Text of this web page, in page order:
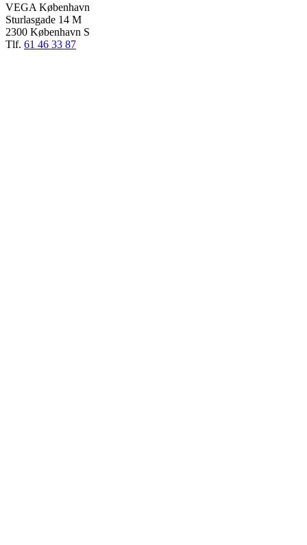
VEGA København
Sturlasgade 14 M
2300 København S
Tlf. 61 46 33 87